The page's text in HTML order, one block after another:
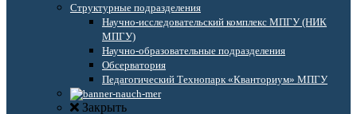
Структурные подразделения
Научно-исследовательский комплекс МПГУ (НИК
МПГУ)
Научно-образовательные подразделения
Обсерватория
Педагогический Технопарк «Кванториум» МПГУ
Закрыть